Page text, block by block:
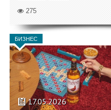
275
БИЗНЕС
17.05.2026